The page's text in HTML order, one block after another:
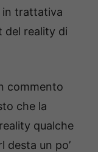
in trattativa
del reality di
commento
che la
qualche
desta un po’